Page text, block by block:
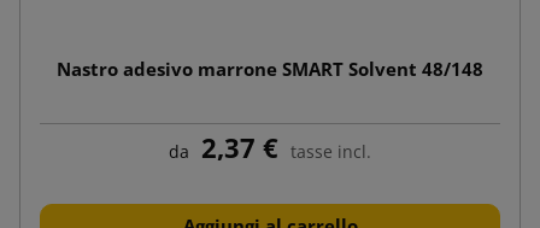
Nastro adesivo marrone SMART Solvent 48/148
da 2,37 € tasse incl.